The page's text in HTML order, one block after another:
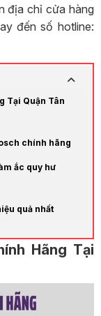
địa chỉ cửa hàng
đến số hotline:
Tại Quận Tân
chính hãng
ắc quy hư
quả nhất
Hãng Tại